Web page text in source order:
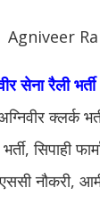
Agniveer
सेना रैली
क्लर्क
सिपाही
नौकरी,